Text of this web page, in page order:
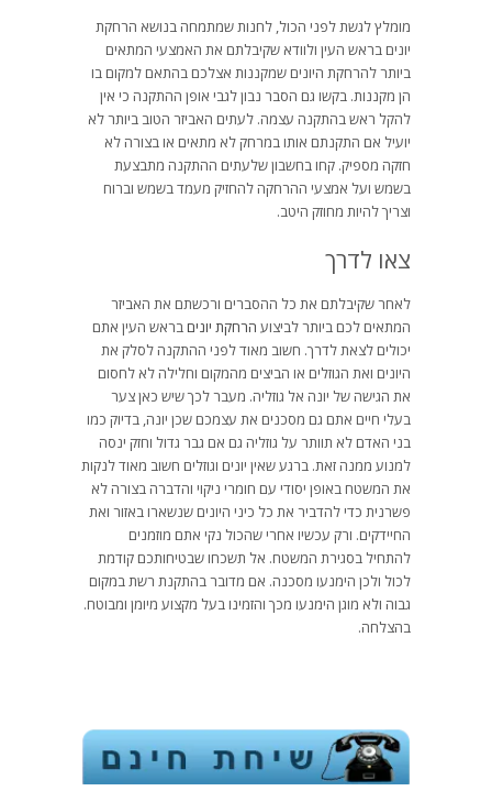
מומלץ לגשת לפני הכול, לחנות שמתמחה בנושא הרחקת
יונים בראש העין ולוודא שקיבלתם את האמצעי המתאים
ביותר להרחקת היונים שמקננות אצלכם בהתאם למקום בו
הן מקננות. בקשו גם הסבר נבון לגבי אופן ההתקנה כי אין
להקל ראש בהתקנה עצמה. לעתים האביזר הטוב ביותר לא
יועיל אם התקנתם אותו במרחק לא מתאים או בצורה לא
חזקה מספיק. קחו בחשבון שלעתים ההתקנה מתבצעת
בשמש ועל אמצעי ההרחקה להחזיק מעמד בשמש וברוח
וצריך להיות מחוזק היטב.
צאו לדרך
לאחר שקיבלתם את כל ההסברים ורכשתם את האביזר
המתאים לכם ביותר לביצוע הרחקת יוניםבראש העין אתם
יכולים לצאת לדרך. חשוב מאוד לפני ההתקנה לסלק את
היונים ואת הגוזלים או הביצים מהמקום וחלילה לא לחסום
את הגישה של יונה אל גוזליה. מעבר לכך שיש כאן צער
בעלי חיים אתם גם מסכנים את עצמכם שכן יונה, בדיוק כמו
בני האדם לא תוותר על גוזליה גם אם גבר גדול וחזק ינסה
למנוע ממנה זאת. ברגע שאין יונים וגוזלים חשוב מאוד לנקות
את המשטח באופן יסודי עם חומרי ניקוי והדברה בצורה לא
פשרנית כדי להדביר את כל כיני היונים שנשארו באזור ואת
החיידקים. ורק עכשיו אחרי שהכול נקי אתם מוזמנים
להתחיל בסגירת המשטח. אל תשכחו שבטיחותכם קודמת
לכול ולכן הימנעו מסכנה. אם מדובר בהתקנת רשת במקום
גבוה ולא מוגן הימנעו מכך והזמינו בעל מקצוע מיומן ומבוטח.
בהצלחה.